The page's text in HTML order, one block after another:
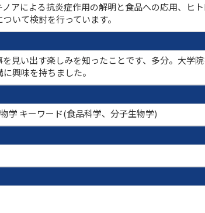
アによる抗炎症作用の解明と食品への応用、ヒ
いて検討を行っています。
見い出す楽しみを知ったことです、多分。大学
興味を持ちました。
学 キーワード(食品科学、分子生物学)